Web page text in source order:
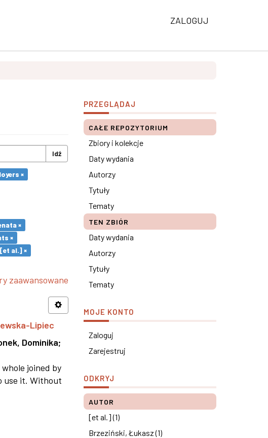
ZALOGUJ
Idź
×
×
×
al.] ×
zaawansowane
Lipiec
Dominika;
joined by
use it. Without
PRZEGLĄDAJ
CAŁE REPOZYTORIUM
Zbiory i kolekcje
Daty wydania
Autorzy
Tytuły
Tematy
TEN ZBIÓR
Daty wydania
Autorzy
Tytuły
Tematy
MOJE KONTO
Zaloguj
Zarejestruj
ODKRYJ
AUTOR
[et al.] (1)
Brzeziński, Łukasz (1)